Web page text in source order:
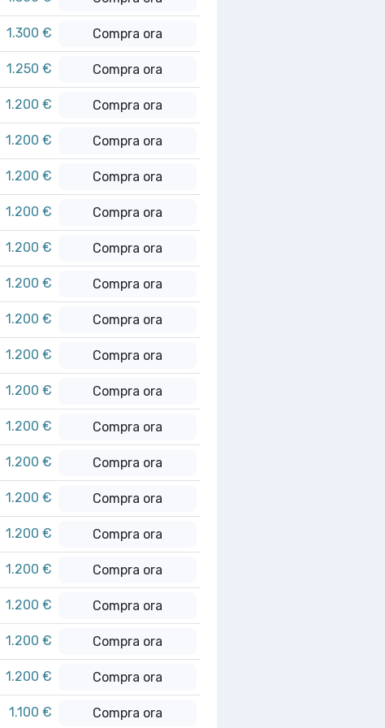
1.300 € Compra ora
1.250 € Compra ora
1.200 € Compra ora
1.200 € Compra ora
1.200 € Compra ora
1.200 € Compra ora
1.200 € Compra ora
1.200 € Compra ora
1.200 € Compra ora
1.200 € Compra ora
1.200 € Compra ora
1.200 € Compra ora
1.200 € Compra ora
1.200 € Compra ora
1.200 € Compra ora
1.200 € Compra ora
1.200 € Compra ora
1.200 € Compra ora
1.200 € Compra ora
1.100 € Compra ora